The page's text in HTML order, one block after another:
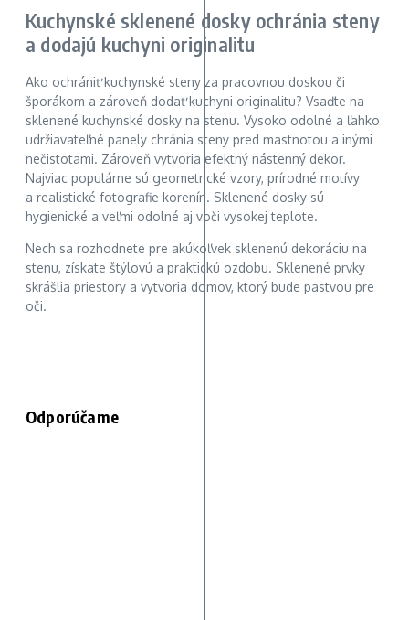
Kuchynské sklenené dosky ochránia steny
a dodajú kuchyni originalitu
Ako ochrániť kuchynské steny za pracovnou doskou či
šporákom a zároveň dodať kuchyni originalitu? Vsaďte na
sklenené kuchynské dosky na stenu. Vysoko odolné a ľahko
udržiavateľné panely chránia steny pred mastnotou a inými
nečistotami. Zároveň vytvoria efektný nástenný dekor.
Najviac populárne sú geometrické vzory, prírodné motívy
a realistické fotografie korenín. Sklenené dosky sú
hygienické a veľmi odolné aj voči vysokej teplote.
Nech sa rozhodnete pre akúkoľvek sklenenú dekoráciu na
stenu, získate štýlovú a praktickú ozdobu. Sklenené prvky
skrášlia priestory a vytvoria domov, ktorý bude pastvou pre
oči.
Odporúčame